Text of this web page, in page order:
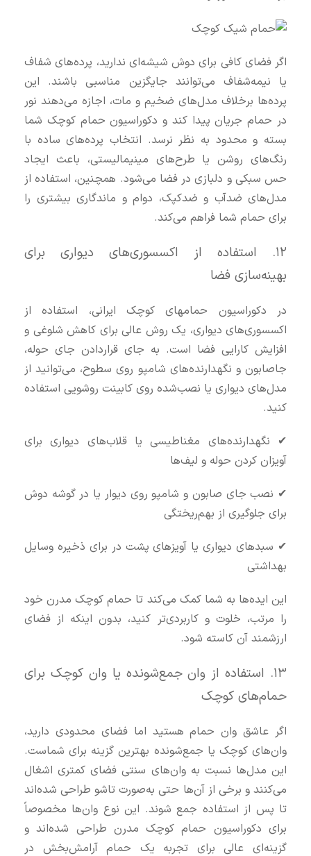
اگر فضای کافی برای دوش شیشه‌ای ندارید، پرده‌های شفاف
یا نیمه‌شفاف می‌توانند جایگزین مناسبی باشند. این
پرده‌ها برخلاف مدل‌های ضخیم و مات، اجازه می‌دهند نور
در حمام جریان پیدا کند و دکوراسیون حمام کوچک شما
بسته و محدود به نظر نرسد. انتخاب پرده‌های ساده با
رنگ‌های روشن یا طرح‌های مینیمالیستی، باعث ایجاد
حس سبکی و دلبازی در فضا می‌شود. همچنین، استفاده از
مدل‌های ضدآب و ضدکپک، دوام و ماندگاری بیشتری را
برای حمام شما فراهم می‌کند.
۱۲. استفاده از اکسسوری‌های دیواری برای
بهینه‌سازی فضا
در دکوراسیون حمامهای کوچک ایرانی، استفاده از
اکسسوری‌های دیواری، یک روش عالی برای کاهش شلوغی و
افزایش کارایی فضا است. به جای قراردادن جای حوله،
جا‌صابون و نگهدارنده‌های شامپو روی سطوح، می‌توانید از
مدل‌های دیواری یا نصب‌شده روی کابینت روشویی استفاده
کنید.
✔ نگهدارنده‌های مغناطیسی یا قلاب‌های دیواری برای
آویزان کردن حوله و لیف‌ها
✔ نصب جای صابون و شامپو روی دیوار یا در گوشه دوش
برای جلوگیری از بهم‌ریختگی
✔ سبدهای دیواری یا آویزهای پشت در برای ذخیره وسایل
بهداشتی
این ایده‌ها به شما کمک می‌کند تا حمام کوچک مدرن خود
را مرتب، خلوت و کاربردی‌تر کنید، بدون اینکه از فضای
ارزشمند آن کاسته شود.
۱۳. استفاده از وان جمع‌شونده یا وان کوچک برای
حمام‌های کوچک
اگر عاشق وان حمام هستید اما فضای محدودی دارید،
وان‌های کوچک یا جمع‌شونده بهترین گزینه برای شماست.
این مدل‌ها نسبت به وان‌های سنتی فضای کمتری اشغال
می‌کنند و برخی از آن‌ها حتی به‌صورت تاشو طراحی شده‌اند
تا پس از استفاده جمع شوند. این نوع وان‌ها مخصوصاً
برای دکوراسیون حمام کوچک مدرن طراحی شده‌اند و
گزینه‌ای عالی برای تجربه یک حمام آرامش‌بخش در